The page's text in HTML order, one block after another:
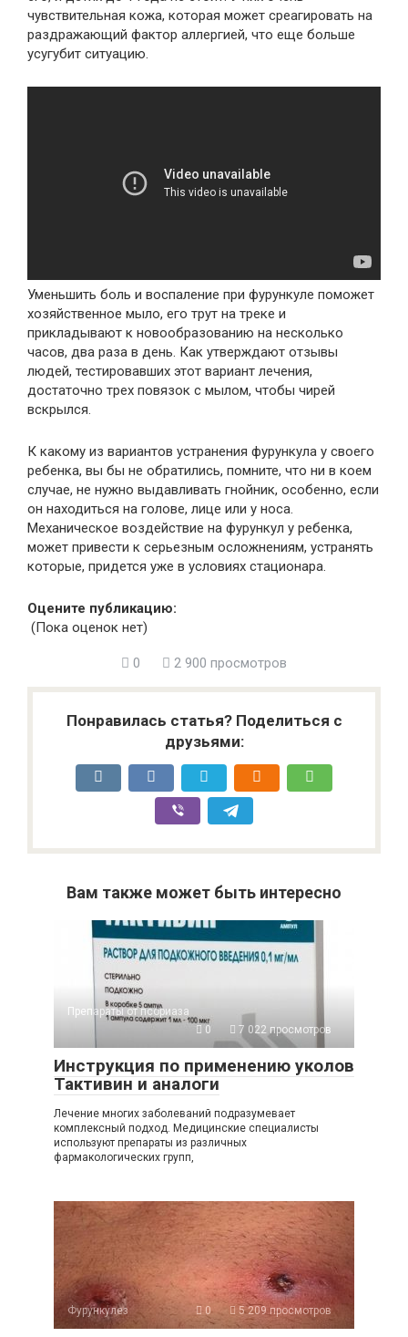
чувствительная кожа, которая может среагировать на
раздражающий фактор аллергией, что еще больше
усугубит ситуацию.
Уменьшить боль и воспаление при фурункуле поможет
хозяйственное мыло, его трут на треке и
прикладывают к новообразованию на несколько
часов, два раза в день. Как утверждают отзывы
людей, тестировавших этот вариант лечения,
достаточно трех повязок с мылом, чтобы чирей
вскрылся.
К какому из вариантов устранения фурункула у своего
ребенка, вы бы не обратились, помните, что ни в коем
случае, не нужно выдавливать гнойник, особенно, если
он находиться на голове, лице или у носа.
Механическое воздействие на фурункул у ребенка,
может привести к серьезным осложнениям, устранять
которые, придется уже в условиях стационара.
Оцените публикацию:
(Пока оценок нет)
0 2 900 просмотров
Понравилась статья? Поделиться с
друзьями:
Вам также может быть интересно
Препараты от псориаза
0
7 022 просмотров
Инструкция по применению уколов
Тактивин и аналоги
Лечение многих заболеваний подразумевает
комплексный подход. Медицинские специалисты
используют препараты из различных
фармакологических групп,
Фурункулез 0 5 209 просмотров